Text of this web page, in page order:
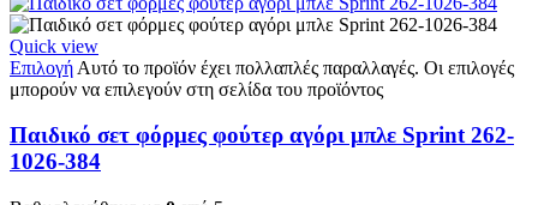
Quick view
Επιλογή Αυτό το προϊόν έχει πολλαπλές παραλλαγές. Οι επιλογές
μπορούν να επιλεγούν στη σελίδα του προϊόντος
Παιδικό σετ φόρμες φούτερ αγόρι μπλε Sprint 262-
1026-384